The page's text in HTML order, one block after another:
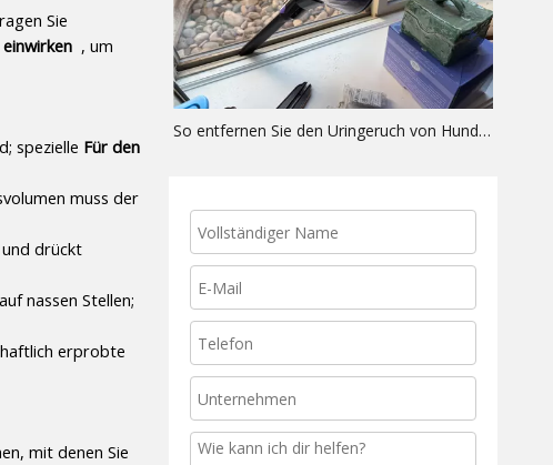
Sie
, um
spezielle Für den
muss der
drückt
nassen Stellen;
erprobte
mit denen Sie
So entfernen Sie den Uringeruch von Hunden und Katzen vom Teppich (die vollständige Extraktionsanleitung)